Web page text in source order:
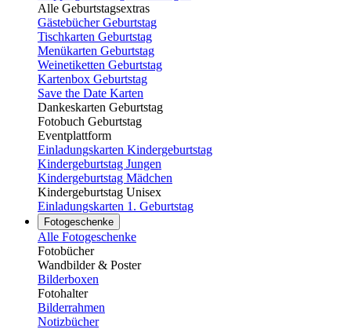
Alle Geburtstagsextras
Gästebücher Geburtstag
Tischkarten Geburtstag
Menükarten Geburtstag
Weinetiketten Geburtstag
Kartenbox Geburtstag
Save the Date Karten
Dankeskarten Geburtstag
Fotobuch Geburtstag
Eventplattform
Einladungskarten Kindergeburtstag
Kindergeburtstag Jungen
Kindergeburtstag Mädchen
Kindergeburtstag Unisex
Einladungskarten 1. Geburtstag
Fotogeschenke
Alle Fotogeschenke
Fotobücher
Wandbilder & Poster
Bilderboxen
Fotohalter
Bilderrahmen
Notizbücher